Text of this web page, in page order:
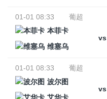
01-01 08:33
葡超
本菲卡
vs
维塞乌
01-01 08:33
葡超
波尔图
vs